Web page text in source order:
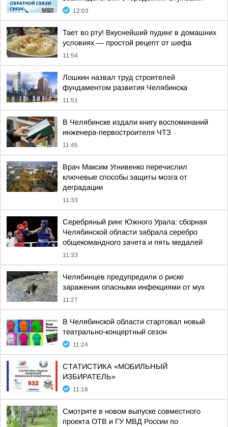
12:03
Тает во рту! Вкуснейший пудинг в домашних
условиях — простой рецепт от шефа
11:54
Лошкин назвал труд строителей
фундаментом развития Челябинска
11:51
В Челябинске издали книгу воспоминаний
инженера-первостроителя ЧТЗ
11:45
Врач Максим Угнивенко перечислил
ключевые способы защиты мозга от
деградации
11:33
Серебряный ринг Южного Урала: сборная
Челябинской области забрала серебро
общекомандного зачета и пять медалей
11:33
Челябинцев предупредили о риске
заражения опасными инфекциями от мух
11:27
В Челябинской области стартовал новый
театрально-концертный сезон
11:24
СТАТИСТИКА «МОБИЛЬНЫЙ
ИЗБИРАТЕЛЬ»
11:18
Смотрите в новом выпуске совместного
проекта ОТВ и ГУ МВД России по